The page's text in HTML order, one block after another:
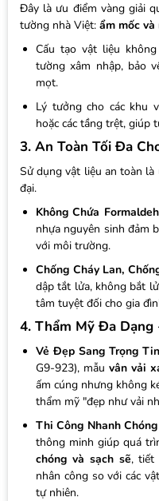
Đây là ưu điểm vàng giải
tường nhà Việt: ẩm mốc và
Cấu tạo vật liệu
tường xâm nhập, bảo
mọt.
Lý tưởng cho các khu
hoặc các tầng trệt, giúp
3. An Toàn Tối Đa
Sử dụng vật liệu an toàn
đại.
Không Chứa
nhựa nguyên sinh đảm
với môi trường.
Chống Cháy Lan,
dập tắt lửa, không bắt
tâm tuyệt đối cho gia
4. Thẩm Mỹ Đa
Vẻ Đẹp Sang Trọng
G9-923), mẫuvân vải
ấm cúng nhưng không
thẩm mỹ "đẹp như vải
Thi Công Nhanh
thông minh giúp quá
chóng và sạch sẽ, tiết
nhân công so với các
tự nhiên.